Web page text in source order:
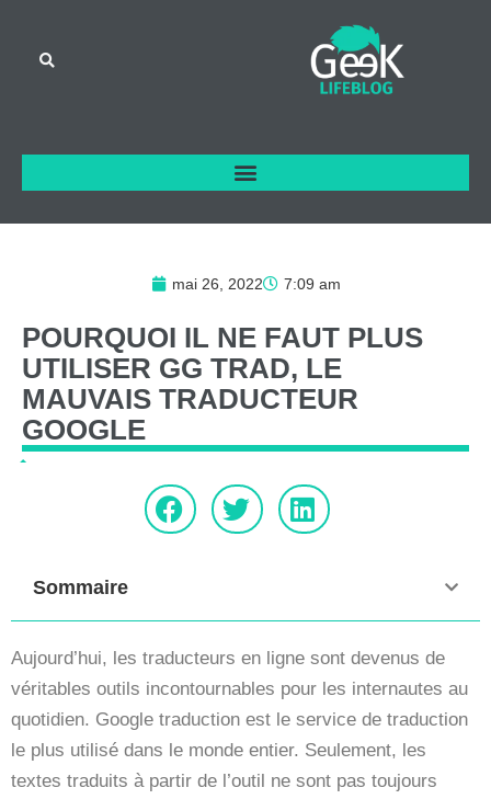
mai 26, 2022 7:09 am
POURQUOI IL NE FAUT PLUS
UTILISER GG TRAD, LE
MAUVAIS TRADUCTEUR
GOOGLE
Sommaire
Aujourd’hui, les traducteurs en ligne sont devenus de
véritables outils incontournables pour les internautes au
quotidien. Google traduction est le service de traduction
le plus utilisé dans le monde entier. Seulement, les
textes traduits à partir de l’outil ne sont pas toujours